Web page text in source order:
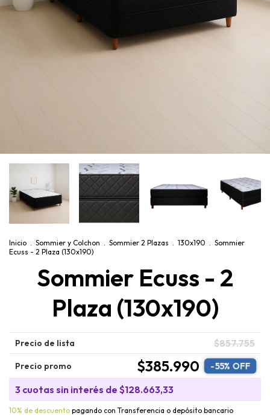
Inicio . Sommier y Colchon . Sommier 2 Plazas . 130x190 . Sommier
Ecuss - 2 Plaza (130x190)
Sommier Ecuss - 2
Plaza (130x190)
Precio de lista $857.755
Precio promo $385.990 -55% OFF
3 cuotas sin interés de $128.663,33
10% de descuento pagando con Transferencia o depósito bancario